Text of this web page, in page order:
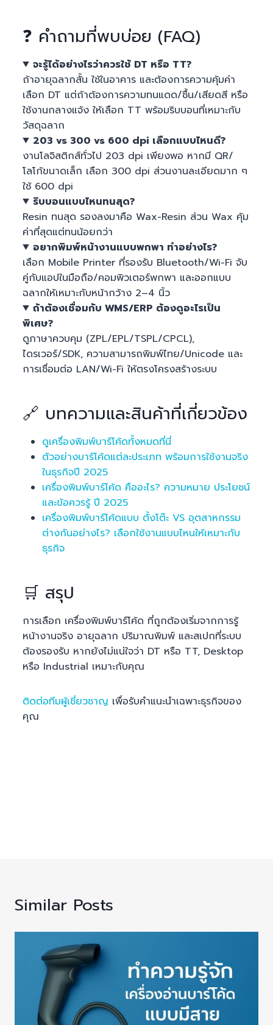
❓ คำถามที่พบบ่อย (FAQ)
จะรู้ได้อย่างไรว่าควรใช้ DT หรือ TT?
ถ้าอายุฉลากสั้น ใช้ในอาคาร และต้องการความคุ้มค่า
เลือก DT แต่ถ้าต้องการความทนแดด/ชื้น/เสียดสี หรือ
ใช้งานกลางแจ้ง ให้เลือก TT พร้อมริบบอนที่เหมาะกับ
วัสดุฉลาก
203 vs 300 vs 600 dpi เลือกแบบไหนดี?
งานโลจิสติกส์ทั่วไป 203 dpi เพียงพอ หากมี QR/
โลโก้ขนาดเล็ก เลือก 300 dpi ส่วนงานละเอียดมาก ๆ
ใช้ 600 dpi
ริบบอนแบบไหนทนสุด?
Resin ทนสุด รองลงมาคือ Wax-Resin ส่วน Wax คุ้ม
ค่าที่สุดแต่ทนน้อยกว่า
อยากพิมพ์หน้างานแบบพกพา ทำอย่างไร?
เลือก Mobile Printer ที่รองรับ Bluetooth/Wi-Fi จับ
คู่กับแอปในมือถือ/คอมพิวเตอร์พกพา และออกแบบ
ฉลากให้เหมาะกับหน้ากว้าง 2–4 นิ้ว
ถ้าต้องเชื่อมกับ WMS/ERP ต้องดูอะไรเป็น
พิเศษ?
ดูภาษาควบคุม (ZPL/EPL/TSPL/CPCL),
ไดรเวอร์/SDK, ความสามารถพิมพ์ไทย/Unicode และ
การเชื่อมต่อ LAN/Wi-Fi ให้ตรงโครงสร้างระบบ
🔗 บทความและสินค้าที่เกี่ยวข้อง
ดูเครื่องพิมพ์บาร์โค้ดทั้งหมดที่นี่
ตัวอย่างบาร์โค้ดแต่ละประเภท พร้อมการใช้งานจริง
ในธุรกิจปี 2025
เครื่องพิมพ์บาร์โค้ด คืออะไร? ความหมาย ประโยชน์
และข้อควรรู้ ปี 2025
เครื่องพิมพ์บาร์โค้ดแบบ ตั้งโต๊ะ VS อุตสาหกรรม
ต่างกันอย่างไร? เลือกใช้งานแบบไหนให้เหมาะกับ
ธุรกิจ
🛒 สรุป
การเลือก เครื่องพิมพ์บาร์โค้ด ที่ถูกต้องเริ่มจากการรู้
หน้างานจริง อายุฉลาก ปริมาณพิมพ์ และสเปกที่ระบบ
ต้องรองรับ หากยังไม่แน่ใจว่า DT หรือ TT, Desktop
หรือ Industrial เหมาะกับคุณ
ติดต่อทีมผู้เชี่ยวชาญ เพื่อรับคำแนะนำเฉพาะธุรกิจของ
คุณ
Similar Posts